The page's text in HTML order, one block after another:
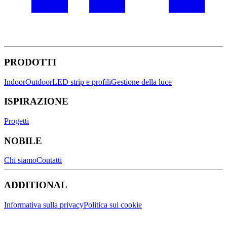
PRODOTTI
IndoorOutdoorLED strip e profiliGestione della luce
ISPIRAZIONE
Progetti
NOBILE
Chi siamoContatti
ADDITIONAL
Informativa sulla privacyPolitica sui cookie